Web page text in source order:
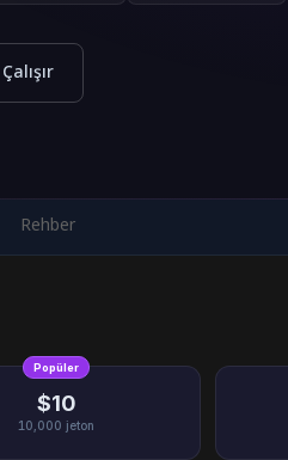
Rehber
Popüler
$10
10,000 jeton